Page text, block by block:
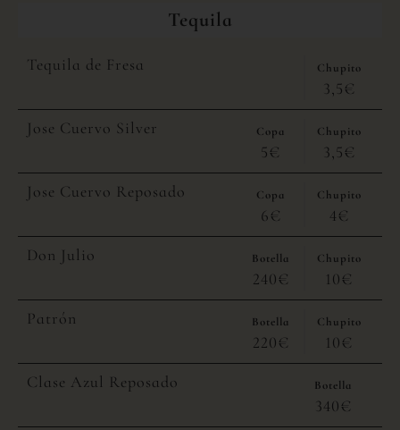
Tequila
Tequila de Fresa Chupito
3,5€
Jose Cuervo Silver
Copa
5€
Chupito
3,5€
Jose Cuervo Reposado
Copa
6€
Chupito
4€
Don Julio
Botella
240€
Chupito
10€
Patrón
Botella
220€
Chupito
10€
Clase Azul Reposado
Botella
340€